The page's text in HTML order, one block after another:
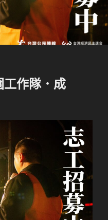
工作隊．成